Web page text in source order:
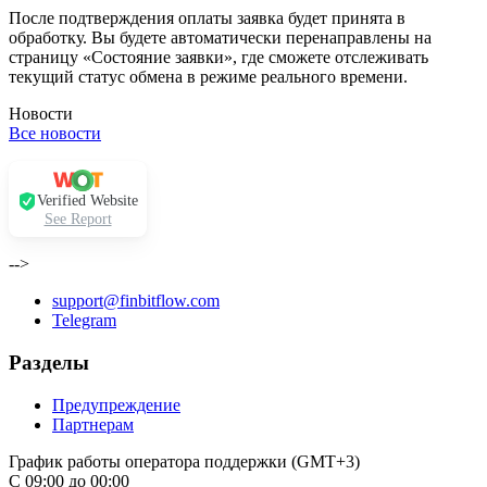
После подтверждения оплаты заявка будет принята в
обработку. Вы будете автоматически перенаправлены на
страницу «Состояние заявки», где сможете отслеживать
текущий статус обмена в режиме реального времени.
Новости
Все новости
Verified Website
See Report
-->
support@finbitflow.com
Telegram
Разделы
Предупреждение
Партнерам
График работы оператора поддержки (GMT+3)
С 09:00 до 00:00